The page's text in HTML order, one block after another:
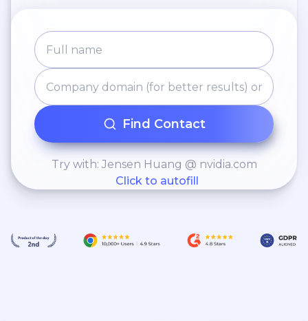
Find Contact
Try with: Jensen Huang @ nvidia.com
Click to autofill